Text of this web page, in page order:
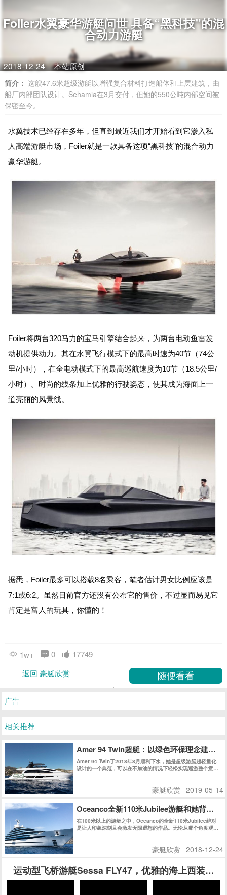
Foiler水翼豪华游艇问世 具备“黑科技”的混
合动力游艇
2018-12-24 本站原创
简介： 这艘47.6米超级游艇以增强复合材料打造船体和上层建筑，由
船厂内部团队设计。Sehamia在3月交付，但她的550公吨内部空间被
保密至今。
水翼技术已经存在多年，但直到最近我们才开始看到它渗入私
人高端游艇市场，Foiler就是一款具备这项“黑科技”的混合动力
豪华游艇。
Foiler将两台320马力的宝马引擎结合起来，为两台电动鱼雷发
动机提供动力。其在水翼飞行模式下的最高时速为40节（74公
里/小时），在全电动模式下的最高巡航速度为10节（18.5公里/
小时）。时尚的线条加上优雅的行驶姿态，使其成为海面上一
道亮丽的风景线。
据悉，Foiler最多可以搭载8名乘客，笔者估计男女比例应该是
7:1或6:2。虽然目前官方还没有公布它的售价，不过显而易见它
肯定是富人的玩具，你懂的！
1w+ 0
17749
返回 豪艇欣赏
广告
相关推荐
Amer 94 Twin超艇：以绿色环保理念建造的
Amer 94 Twin于2018年8月顺利下水，她是超级游艇超轻量化
设计的一个典范，可以在不加油的情况下轻松实现巡游整个意大
上史无前例的最高分：147分，再次证明了Permare船厂在绿色
豪艇欣赏 2019-05-14
Oceanco全新110米Jubilee游艇和她背后的
在100米以上的游艇之中，Oceanco的全新110米Jubilee绝对
是让人印象深刻且会激发无限遐想的作品。无论从哪个角度观
豪艇欣赏 2018-12-24
运动型飞桥游艇Sessa FLY47，优雅的海上西装暴徒